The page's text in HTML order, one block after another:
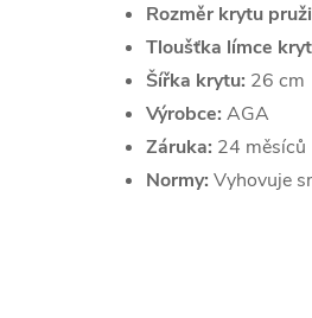
Rozměr krytu
Tloušťka límce
Šířka krytu: 26 cm
Výrobce: AGA
Záruka: 24 měsíců
Normy: Vyhovuje